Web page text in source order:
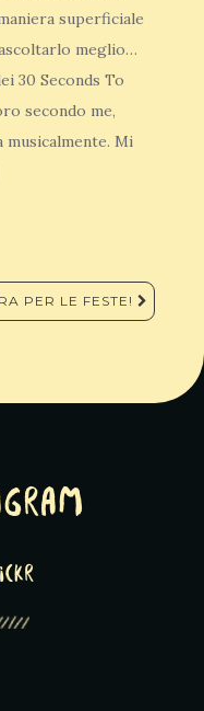
superficiale
meglio…
30 Seconds To
secondo me,
musicalmente. Mi
PER LE FESTE!